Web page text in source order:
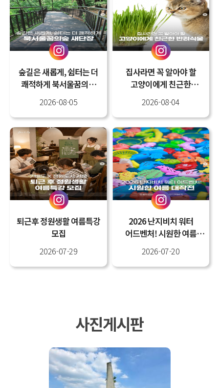
숲길은 새롭게, 쉼터는 더
쾌적하게 북서울꿈의숲
2026-08-05
집사라면 꼭 알아야 할
고양이에게 친근한
2026-08-04
퇴근후 정원생활 여름특강
모집
2026-07-29
2026 난지비치 워터
어드벤처! 시원한 여름
2026-07-20
사진게시판